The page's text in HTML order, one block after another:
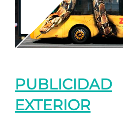
PUBLICIDAD
EXTERIOR